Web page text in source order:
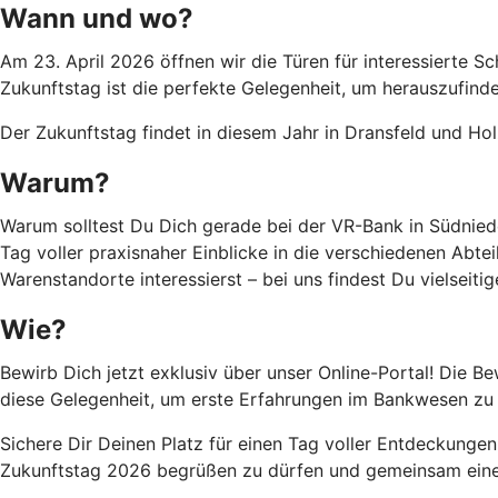
Wann und wo?
Am 23. April 2026 öffnen wir die Türen für interessierte
Zukunftstag ist die perfekte Gelegenheit, um
Der Zukunftstag findet in diesem Jahr in Dransfeld und
Warum?
Warum solltest Du Dich gerade bei der VR-Bank in
Tag voller praxisnaher Einblicke in die verschiedenen
Warenstandorte interessierst – bei uns findest Du
Wie?
Bewirb Dich jetzt exklusiv über unser Online-Portal! Die
diese Gelegenheit, um erste Erfahrungen im Bankwesen
Sichere Dir Deinen Platz für einen Tag voller
Zukunftstag 2026 begrüßen zu dürfen und gemeinsam